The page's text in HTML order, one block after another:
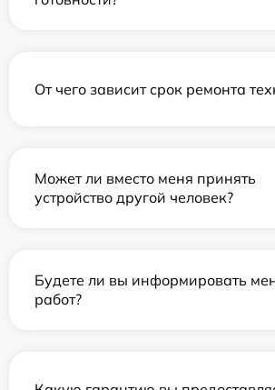
От чего зависит срок ремонта
Может ли вместо меня принять
устройство другой человек?
Будете ли вы информировать
работ?